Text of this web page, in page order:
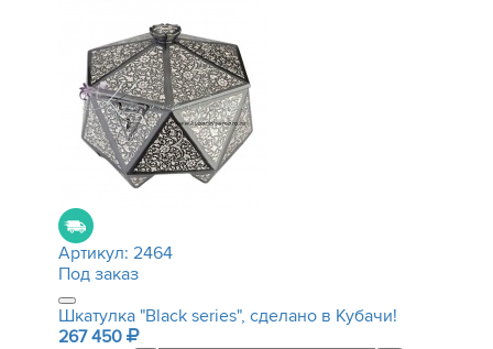
Артикул: 2464
Под заказ
Шкатулка "Black series", сделано в Кубачи!
267 450